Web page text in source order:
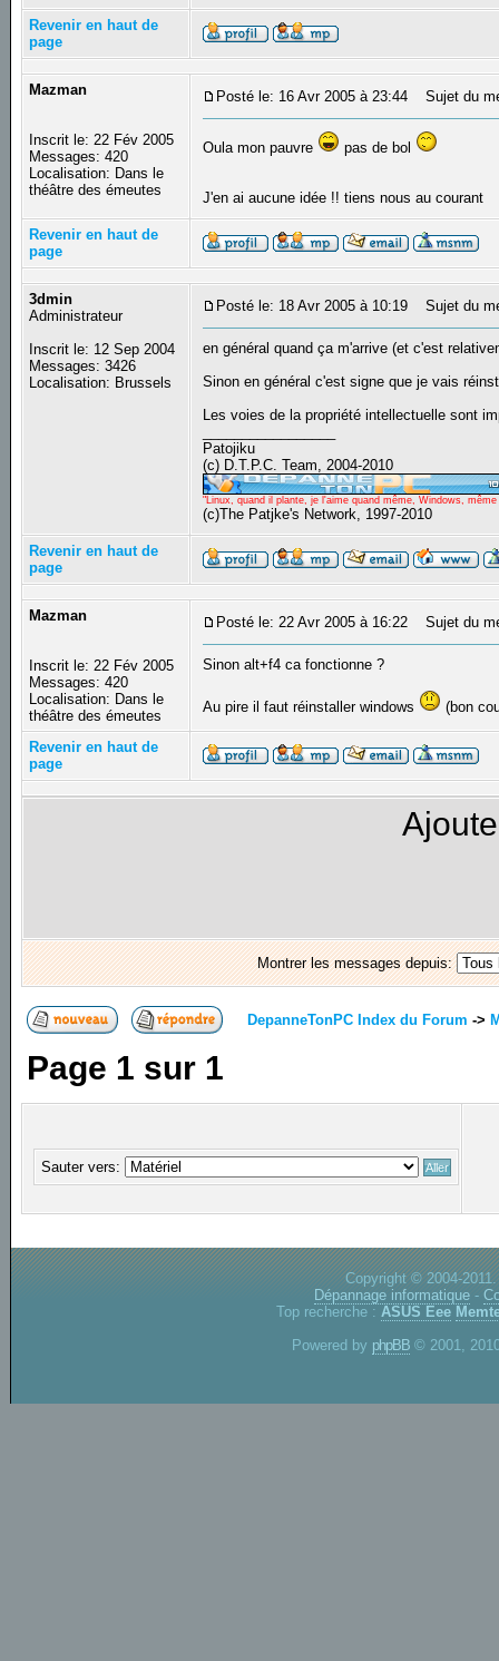
Revenir en haut de
page
Mazman
Inscrit le: 22 Fév 2005
Messages: 420
Localisation: Dans le
théâtre des émeutes
Posté le: 16 Avr 2005 à 23:44 Sujet du
Oula mon pauvre pas de bol
J'en ai aucune idée !! tiens nous au courant
Revenir en haut de
page
3dmin
Administrateur
Inscrit le: 12 Sep 2004
Messages: 3426
Localisation: Brussels
Posté le: 18 Avr 2005 à 10:19 Sujet du
en général quand ça m'arrive (et c'est
Sinon en général c'est signe que je vais
Les voies de la propriété intellectuelle sont
Patojiku
(c) D.T.P.C. Team, 2004-2010
"Linux, quand il plante, je l'aime quand même, Windows,
(c)The Patjke's Network, 1997-2010
Revenir en haut de
page
Mazman
Inscrit le: 22 Fév 2005
Messages: 420
Localisation: Dans le
théâtre des émeutes
Posté le: 22 Avr 2005 à 16:22 Sujet du
Sinon alt+f4 ca fonctionne ?
Au pire il faut réinstaller windows (bon
Revenir en haut de
page
Montrer les messages depuis:
DepanneTonPC Index du Forum ->
Page 1 sur 1
Sauter vers:
Copyright © 2004-
Dépannage informatique -
Top recherche : ASUS Eee
Powered by phpBB © 2001,